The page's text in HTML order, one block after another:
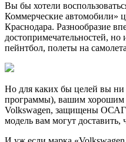
Вы бы хотели
Коммерческие автомобили»
Краснодара. Разнообразие
достопримечательностей,
пейнтбол, полеты на
Но для каких бы целей вы ни
программы), вашим хорошим
Volkswagen, защищены ОСАГО
модель вам могут